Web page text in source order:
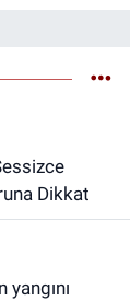
Dikkat